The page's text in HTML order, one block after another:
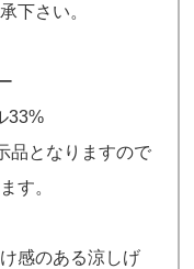
下さい。
33%
品となりますので
す。
感のある涼しげ